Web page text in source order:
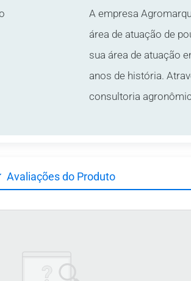
A empresa
área de atuação de
sua área de atuação
anos de história.
consultoria
Avaliações do Produto